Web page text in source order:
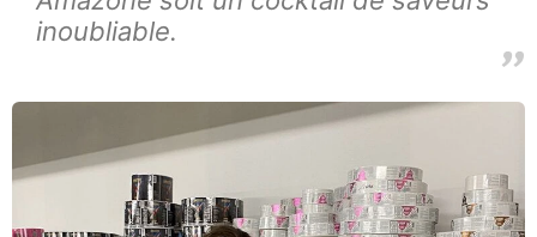
inoubliable.